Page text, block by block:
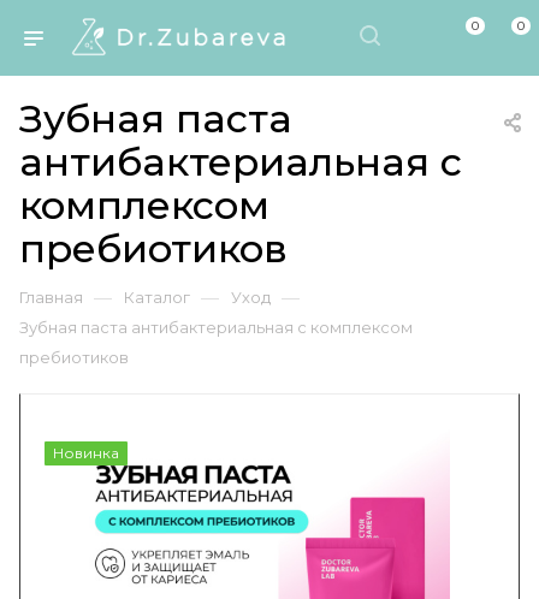
0 0
Зубная паста
антибактериальная с
комплексом
пребиотиков
Главная — Каталог — Уход —
Зубная паста антибактериальная с комплексом
пребиотиков
Новинка